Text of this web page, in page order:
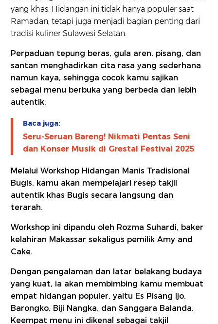
yang khas. Hidangan ini tidak hanya populer saat
Ramadan, tetapi juga menjadi bagian penting dari
tradisi kuliner Sulawesi Selatan.
Perpaduan tepung beras, gula aren, pisang, dan
santan menghadirkan cita rasa yang sederhana
namun kaya, sehingga cocok kamu sajikan
sebagai menu berbuka yang berbeda dan lebih
autentik.
Baca juga:
Seru-Seruan Bareng! Nikmati Pentas Seni
dan Konser Musik di Grestal Festival 2025
Melalui Workshop Hidangan Manis Tradisional
Bugis, kamu akan mempelajari resep takjil
autentik khas Bugis secara langsung dan
terarah.
Workshop ini dipandu oleh Rozma Suhardi, baker
kelahiran Makassar sekaligus pemilik Amy and
Cake.
Dengan pengalaman dan latar belakang budaya
yang kuat, ia akan membimbing kamu membuat
empat hidangan populer, yaitu Es Pisang Ijo,
Barongko, Biji Nangka, dan Sanggara Balanda.
Keempat menu ini dikenal sebagai takjil